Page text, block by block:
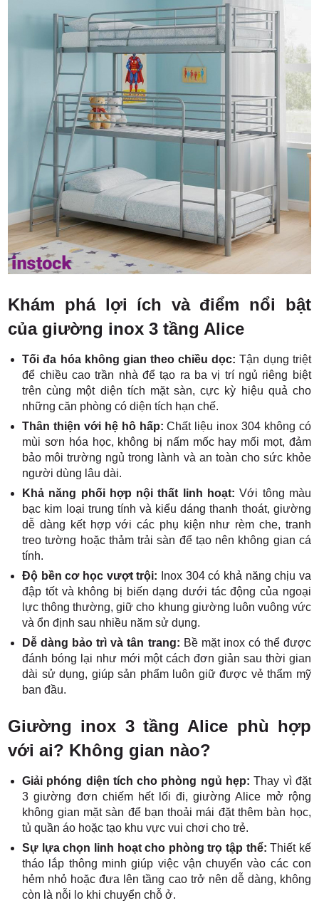
Khám phá lợi ích và điểm nổi bật
của giường inox 3 tầng Alice
Tối đa hóa không gian theo chiều dọc: Tận dụng triệt
để chiều cao trần nhà để tạo ra ba vị trí ngủ riêng biệt
trên cùng một diện tích mặt sàn, cực kỳ hiệu quả cho
những căn phòng có diện tích hạn chế.
Thân thiện với hệ hô hấp:Chất liệu inox 304 không có
mùi sơn hóa học, không bị nấm mốc hay mối mọt, đảm
bảo môi trường ngủ trong lành và an toàn cho sức khỏe
người dùng lâu dài.
Khả năng phối hợp nội thất linh hoạt: Với tông màu
bạc kim loại trung tính và kiểu dáng thanh thoát, giường
dễ dàng kết hợp với các phụ kiện như rèm che, tranh
treo tường hoặc thảm trải sàn để tạo nên không gian cá
tính.
Độ bền cơ học vượt trội:
Inox 304 có khả năng chịu va
đập tốt và không bị biến dạng dưới tác động của ngoại
lực thông thường, giữ cho khung giường luôn vuông vức
và ổn định sau nhiều năm sử dụng.
Dễ dàng bảo trì và tân trang: Bề mặt inox có thể được
đánh bóng lại như mới một cách đơn giản sau thời gian
dài sử dụng, giúp sản phẩm luôn giữ được vẻ thẩm mỹ
ban đầu.
Giường inox 3 tầng Alice phù hợp
với ai? Không gian nào?
Giải phóng diện tích cho phòng ngủ hẹp: Thay vì đặt
3 giường đơn chiếm hết lối đi, giường Alice mở rộng
không gian mặt sàn để bạn thoải mái đặt thêm bàn học,
tủ quần áo hoặc tạo khu vực vui chơi cho trẻ.
Sự lựa chọn linh hoạt cho phòng trọ tập thể: Thiết kế
tháo lắp thông minh giúp việc vận chuyển vào các con
hẻm nhỏ hoặc đưa lên tầng cao trở nên dễ dàng, không
còn là nỗi lo khi chuyển chỗ ở.